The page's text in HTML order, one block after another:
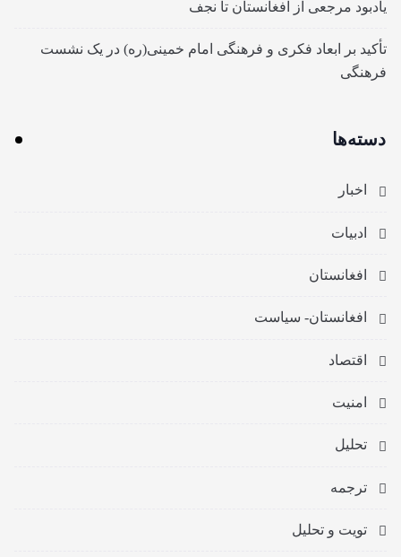
یادبود مرجعی از افغانستان تا نجف
تأکید بر ابعاد فکری و فرهنگی امام خمینی(ره) در یک نشست
فرهنگی
دسته‌ها
اخبار
ادبیات
افغانستان
افغانستان- سیاست
اقتصاد
امنیت
تحلیل
ترجمه
تویت و تحلیل